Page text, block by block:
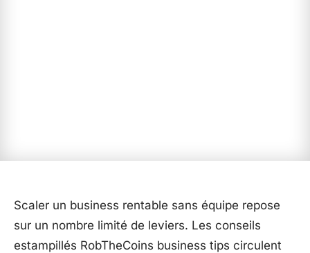
Scaler un business rentable sans équipe repose
sur un nombre limité de leviers. Les conseils
estampillés RobTheCoins business tips circulent